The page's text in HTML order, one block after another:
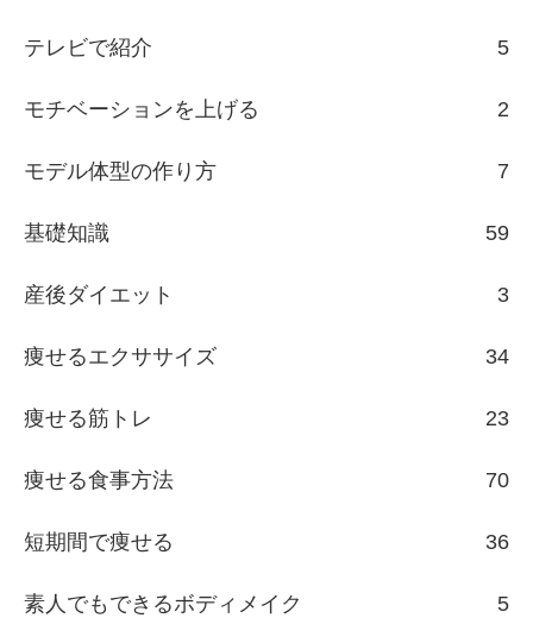
テレビで紹介 5
モチベーションを上げる 2
モデル体型の作り方 7
基礎知識 59
産後ダイエット 3
痩せるエクササイズ 34
痩せる筋トレ 23
痩せる食事方法 70
短期間で痩せる 36
素人でもできるボディメイク 5